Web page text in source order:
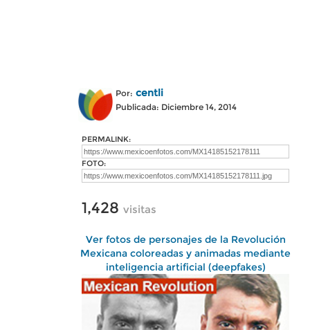
Por: centli
Publicada: Diciembre 14, 2014
PERMALINK:
FOTO:
1,428 visitas
Ver fotos de personajes de la Revolución
Mexicana coloreadas y animadas mediante
inteligencia artificial (deepfakes)